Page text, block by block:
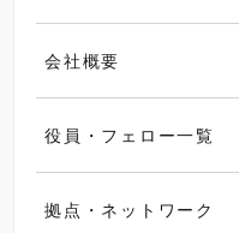
会社概要
役員・フェロー一覧
拠点・ネットワーク